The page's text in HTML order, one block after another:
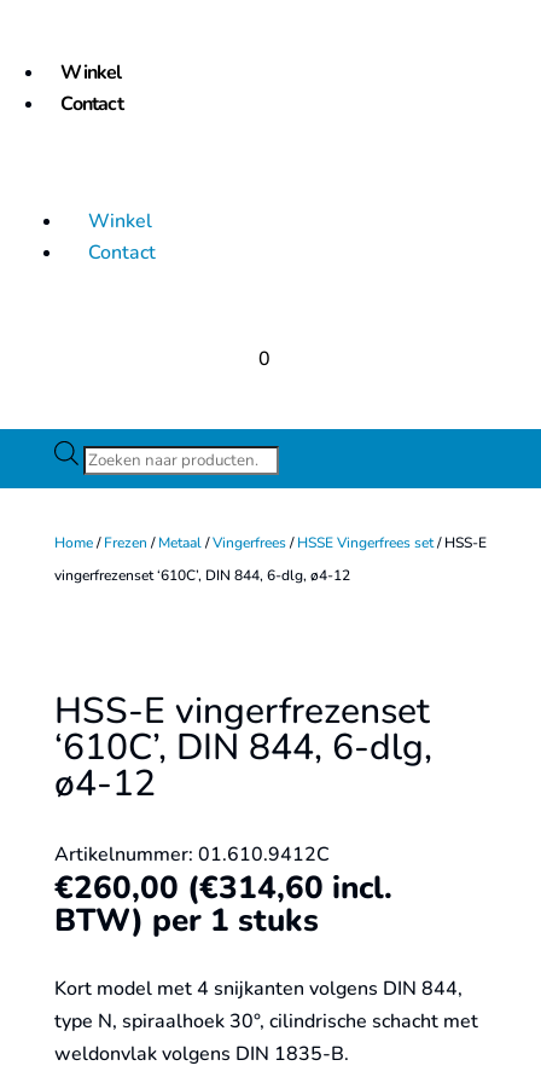
Winkel
Contact
Winkel
Contact
0
Producten
zoeken
Home/Frezen /Metaal/Vingerfrees/HSSE Vingerfrees set/ HSS-E
vingerfrezenset ‘610C’, DIN 844, 6-dlg, ø4-12
HSS-E vingerfrezenset
‘610C’, DIN 844, 6-dlg,
ø4-12
Artikelnummer: 01.610.9412C
€260,00 (€314,60 incl.
BTW) per 1 stuks
Kort model met 4 snijkanten volgens DIN 844,
type N, spiraalhoek 30°, cilindrische schacht met
weldonvlak volgens DIN 1835-B.